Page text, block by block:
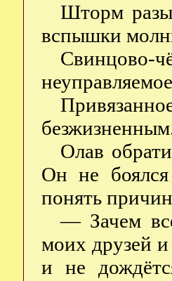
Шторм
вспышки
Олав
Он не
понять
— Зачем
моих друзей
и не